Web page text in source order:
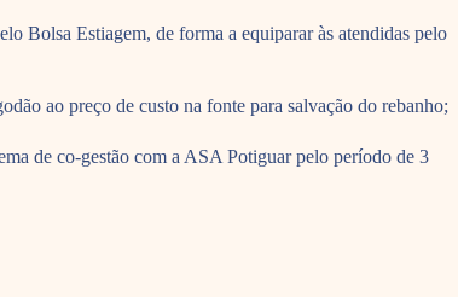
Bolsa Estiagem, de forma a equiparar às atendidas pelo
ao preço de custo na fonte para salvação do rebanho;
de co-gestão com a ASA Potiguar pelo período de 3